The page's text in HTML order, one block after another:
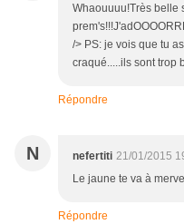
Whaouuuu!Très belle
/> PS: je vois que tu
craqué.....ils sont trop
Répondre
N nefertiti 21/01/2015
Le jaune te va à
Répondre